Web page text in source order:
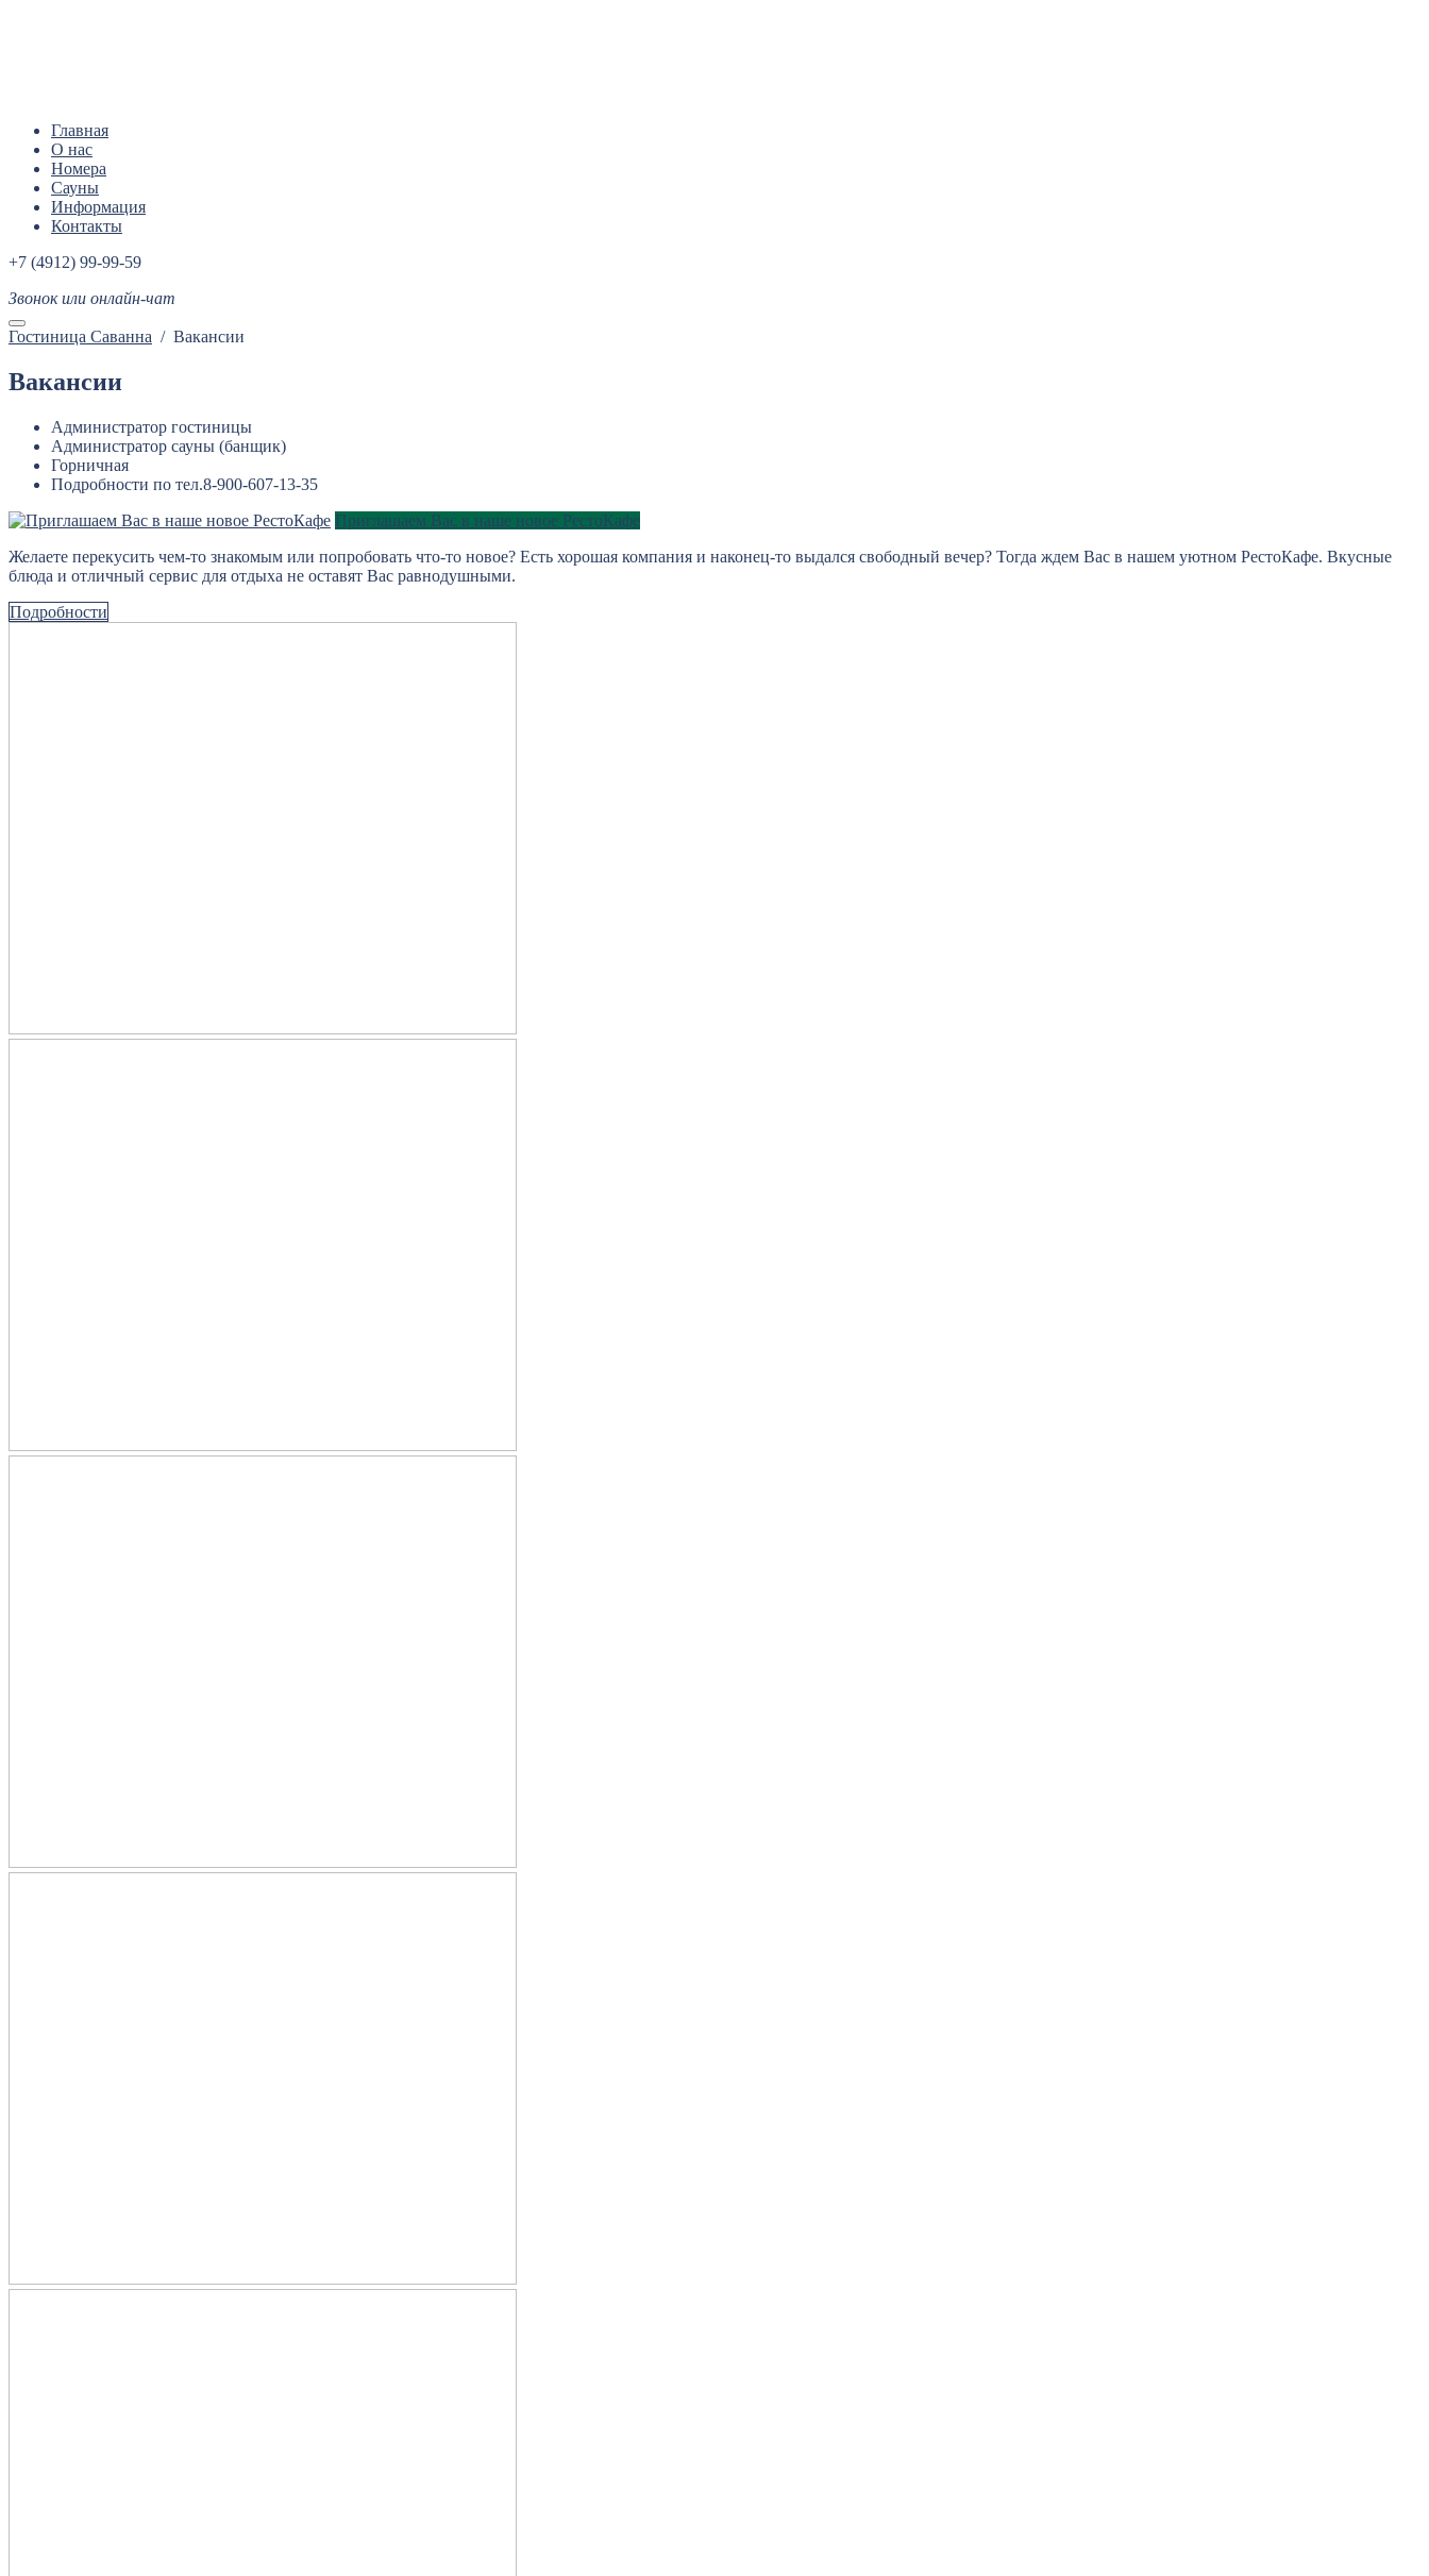
Главная
О нас
Номера
Сауны
Информация
Контакты
+7 (4912) 99-99-59
Звонок или онлайн-чат
Гостиница Саванна / Вакансии
Вакансии
Администратор гостиницы
Администратор сауны (банщик)
Горничная
Подробности по тел.8-900-607-13-35
Приглашаем Вас в наше новое РестоКафе
Желаете перекусить чем-то знакомым или попробовать что-то новое? Есть хорошая компания и наконец-то выдался свободный вечер? Тогда ждем Вас в нашем уютном РестоКафе. Вкусные
блюда и отличный сервис для отдыха не оставят Вас равнодушными.
Подробности